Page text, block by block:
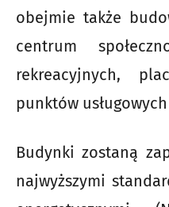
obejmie także
centrum
rekreacyjnych,
punktów
Budynki zostaną
najwyższymi